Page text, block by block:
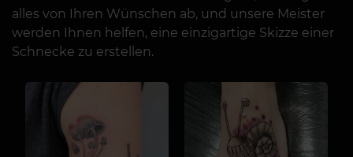
alles von Ihren Wünschen ab, und unsere Meister
werden Ihnen helfen, eine einzigartige Skizze einer
Schnecke zu erstellen.